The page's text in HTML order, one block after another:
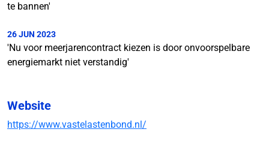
te bannen'
26 JUN 2023
'Nu voor meerjarencontract kiezen is door onvoorspelbare
energiemarkt niet verstandig'
Website
https://www.vastelastenbond.nl/